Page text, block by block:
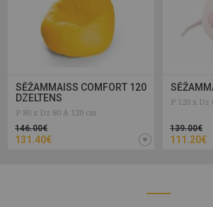
SĒŽAMMAISS COMFORT 120
DZELTENS
P 80 x Dz 80 A 120 cm
146.00€
131.40€
P 120 x Dz
139.00€
111.20€